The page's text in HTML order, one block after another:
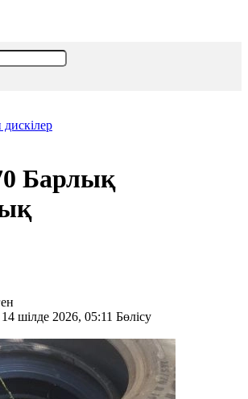
Барлық
шілде 2026, 05:11 Бөлісу